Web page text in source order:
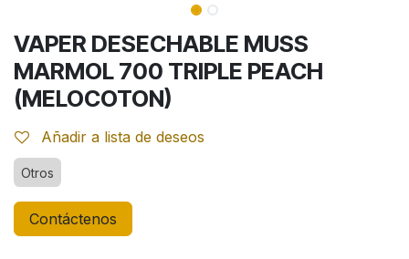
VAPER DESECHABLE MUSS
MARMOL 700 TRIPLE PEACH
(MELOCOTON)
Añadir a lista de deseos
Otros
Contáctenos